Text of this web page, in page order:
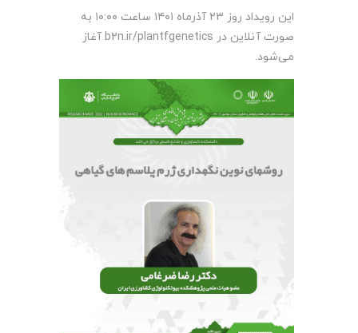
این رویداد روز ۲۳ آذرماه ۱۴۰۱ ساعت ۱۰:۰۰ به
صورت آنلاین در b2n.ir/plantfgenetics آغاز
می‌شود.